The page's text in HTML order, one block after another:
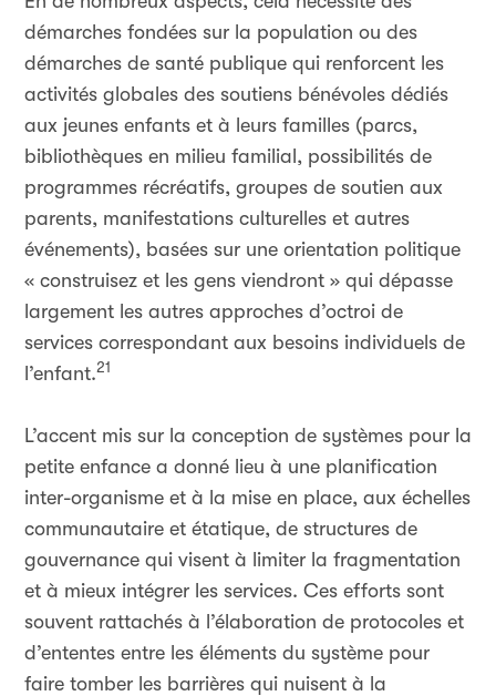
démarches fondées sur la population ou des
démarches de santé publique qui renforcent les
activités globales des soutiens bénévoles dédiés
aux jeunes enfants et à leurs familles (parcs,
bibliothèques en milieu familial, possibilités de
programmes récréatifs, groupes de soutien aux
parents, manifestations culturelles et autres
événements), basées sur une orientation politique
« construisez et les gens viendront » qui dépasse
largement les autres approches d’octroi de
services correspondant aux besoins individuels de
l’enfant.21
L’accent mis sur la conception de systèmes pour la
petite enfance a donné lieu à une planification
inter-organisme et à la mise en place, aux échelles
communautaire et étatique, de structures de
gouvernance qui visent à limiter la fragmentation
et à mieux intégrer les services. Ces efforts sont
souvent rattachés à l’élaboration de protocoles et
d’ententes entre les éléments du système pour
faire tomber les barrières qui nuisent à la